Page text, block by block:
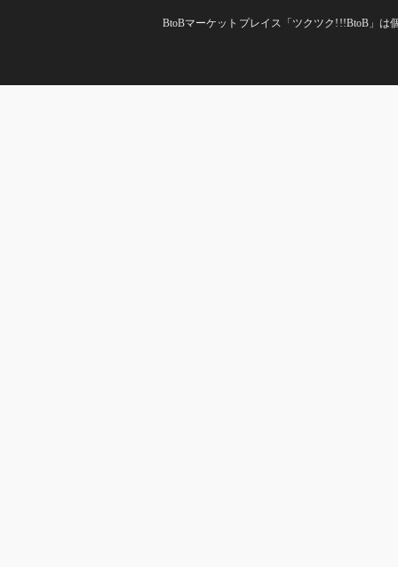
BtoBマーケットプレイス「ツクツク!!!BtoB」は